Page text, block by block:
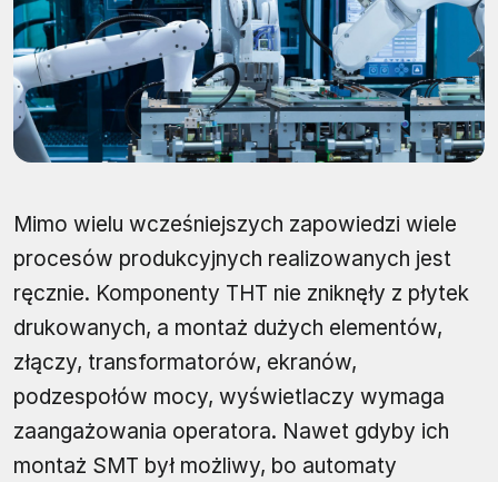
Mimo wielu wcześniejszych zapowiedzi wiele
procesów produkcyjnych realizowanych jest
ręcznie. Komponenty THT nie zniknęły z płytek
drukowanych, a montaż dużych elementów,
złączy, transformatorów, ekranów,
podzespołów mocy, wyświetlaczy wymaga
zaangażowania operatora. Nawet gdyby ich
montaż SMT był możliwy, bo automaty